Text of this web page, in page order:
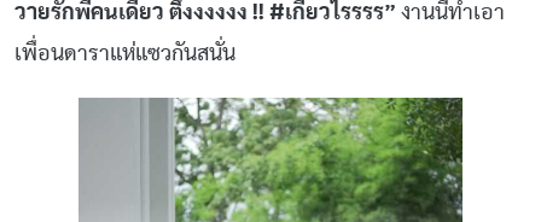
วายรักพี่คนเดียว ตึงงงงงง !! #เกี่ยวไรรรร” งานนี้ทำเอา
เพื่อนดาราแห่แซวกันสนั่น